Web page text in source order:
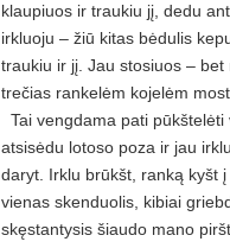
klaupiuos ir traukiu jį, dedu
irkluoju – žiū kitas bėdulis
traukiu ir jį. Jau stosiuos –
trečias rankelėm kojelėm
Tai vengdama pati
atsisėdu lotoso poza ir jau
daryt. Irklu brūkšt, ranką kyšt
vienas skenduolis, kibiai
skęstantysis šiaudo mano